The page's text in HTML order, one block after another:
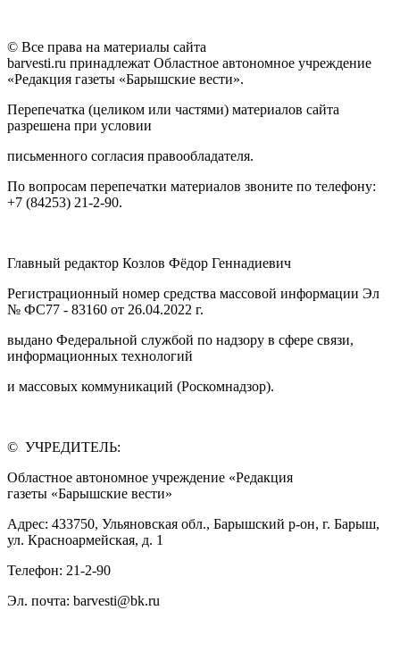
© Все права на материалы сайта
barvesti.ru принадлежат Областное автономное учреждение
«Редакция газеты «Барышские вести».
Перепечатка (целиком или частями) материалов сайта
разрешена при условии
письменного согласия правообладателя.
По вопросам перепечатки материалов звоните по телефону:
+7 (84253) 21-2-90.
Главный редактор Козлов Фёдор Геннадиевич
Регистрационный номер средства массовой информации Эл
№ ФС77 - 83160 от 26.04.2022 г.
выдано Федеральной службой по надзору в сфере связи,
информационных технологий
и массовых коммуникаций (Роскомнадзор).
© УЧРЕДИТЕЛЬ:
Областное автономное учреждение «Редакция
газеты «Барышские вести»
Адрес: 433750, Ульяновская обл., Барышский р-он, г. Барыш,
ул. Красноармейская, д. 1
Телефон: 21-2-90
Эл. почта: barvesti@bk.ru